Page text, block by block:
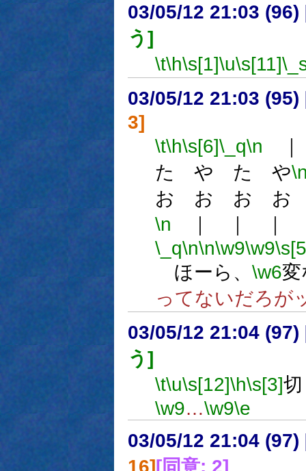
03/05/12 21:03 (96)
う]
\t\h\s[1]\u\s[11]
03/05/12 21:03 (95)
3]
\t\h\s[6]\_q\n
た や た や
お お お お
\n
\_q\n\n\w9\w9
ほーら、 \w6変
ってないだろが
03/05/12 21:04 (97)
う]
\t\u\s[12]\h\s[3]
\w9…\w9\e
03/05/12 21:04 (97)